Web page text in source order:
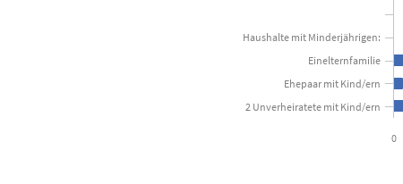
0
2 Unverheiratete mit Kind/ern
Ehepaar mit Kind/ern
Einelternfamilie
Haushalte mit Minderjährigen: